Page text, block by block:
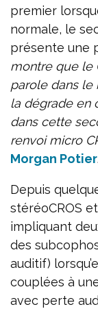
premier
normale, le
présente une
montre que le
parole dans le
la dégrade en
dans cette
renvoi micro
Morgan Potier.
Depuis
stéréoCROS
impliquant
des
auditif)
couplées à
avec perte